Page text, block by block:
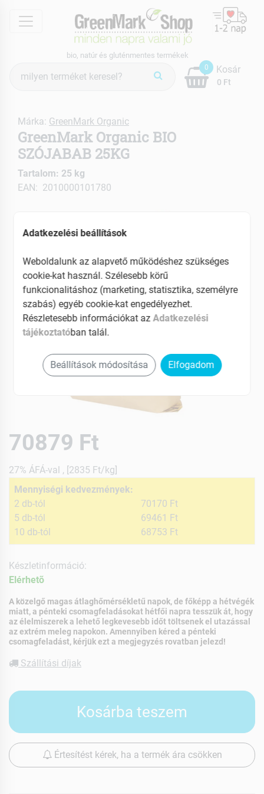
menu
bio, natúr és gluténmentes termékek
keresés
0
0 Ft
Kosár
Márka: GreenMark Organic
GreenMark Organic BIO
SZÓJABAB 25KG
Tartalom: 25 kg
EAN: 2010000101780
70879 Ft
27% ÁFÁ-val , [2835 Ft/kg]
Mennyiségi kedvezmények:
2 db-tól
70170 Ft
5 db-tól
69461 Ft
10 db-tól
68753 Ft
Készletinformáció:
Elérhetõ
A közelgő magas átlaghőmérsékletű napok, de főképp a hétvégék
miatt, a pénteki csomagfeladásokat hétfői napra tesszük át, hogy
az élelmiszerek a lehető legkevesebb időt töltsenek el utazással
az extrém meleg napokon. Amennyiben kéred a pénteki
csomagfeladást, kérjük ezt a megjegyzés rovatban jelezd!
Szállítási díjak
Kosárba teszem
Értesítést kérek, ha a termék ára csökken
Adatkezelési beállítások
Weboldalunk az alapvető működéshez szükséges
cookie-kat használ. Szélesebb körű
funkcionalitáshoz (marketing, statisztika, személyre
szabás) egyéb cookie-kat engedélyezhet.
Részletesebb információkat azAdatkezelési
tájékoztatóban talál.
Beállítások módosítása Elfogadom